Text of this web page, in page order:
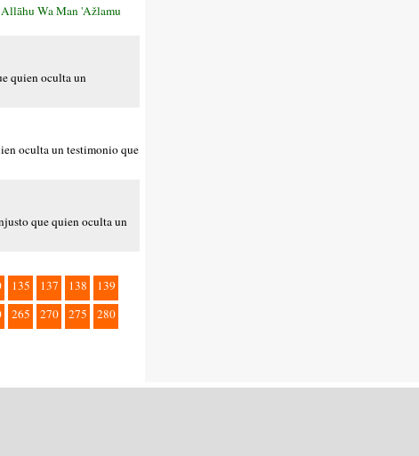
Wa Man 'Ažlamu
quien oculta un
oculta un testimonio que
que quien oculta un
135 137 138 139
265 270 275
280